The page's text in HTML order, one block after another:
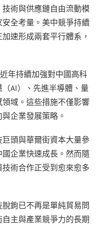
術與供應鏈自由流動模
全考量。美中競爭持續
速形成兩套平行體系，
年持續加強對中國高科
AI）、先進半導體、量
域。這些措施不僅影響
企業發展策略。
頭與華爾街資本大量參
企業快速成長。然而隨
術合作正受到愈來愈多
鉤已不再是單純貿易問
主與產業競爭力的長期